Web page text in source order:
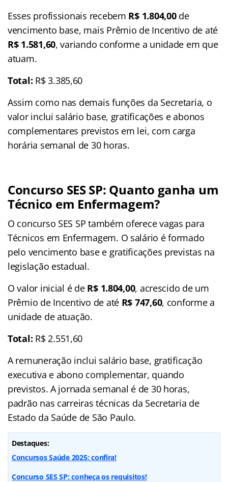
Esses profissionais recebem R$ 1.804,00de
vencimento base, mais Prêmio de Incentivo de até
R$ 1.581,60, variando conforme a unidade em que
atuam.
Total: R$ 3.385,60
Assim como nas demais funções da Secretaria, o
valor inclui salário base, gratificações e abonos
complementares previstos em lei, com carga
horária semanal de 30 horas.
Concurso SES SP: Quanto ganha um
Técnico em Enfermagem?
O concurso SES SP também oferece vagas para
Técnicos em Enfermagem. O salário é formado
pelo vencimento base e gratificações previstas na
legislação estadual.
O valor inicial é de R$ 1.804,00, acrescido de um
Prêmio de Incentivo de até R$ 747,60, conforme a
unidade de atuação.
Total: R$ 2.551,60
A remuneração inclui salário base, gratificação
executiva e abono complementar, quando
previstos. A jornada semanal é de 30 horas,
padrão nas carreiras técnicas da Secretaria de
Estado da Saúde de São Paulo.
Destaques:
Concursos Saúde 2025: confira!
Concurso SES SP: conheça os requisitos!